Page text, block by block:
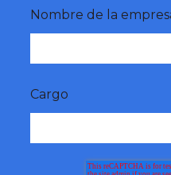
Nombre de la
Cargo